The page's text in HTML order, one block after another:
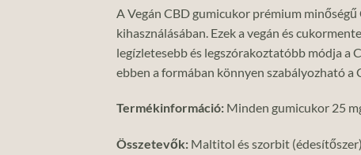
A Vegán CBD gumicukor prémium
kihasználásában. Ezek a vegán és
legízletesebb és legszórakoztatóbb módja a
ebben a formában könnyen szabályozható a
Termékinformáció: Minden gumicukor 25
Összetevők: Maltitol és szorbit